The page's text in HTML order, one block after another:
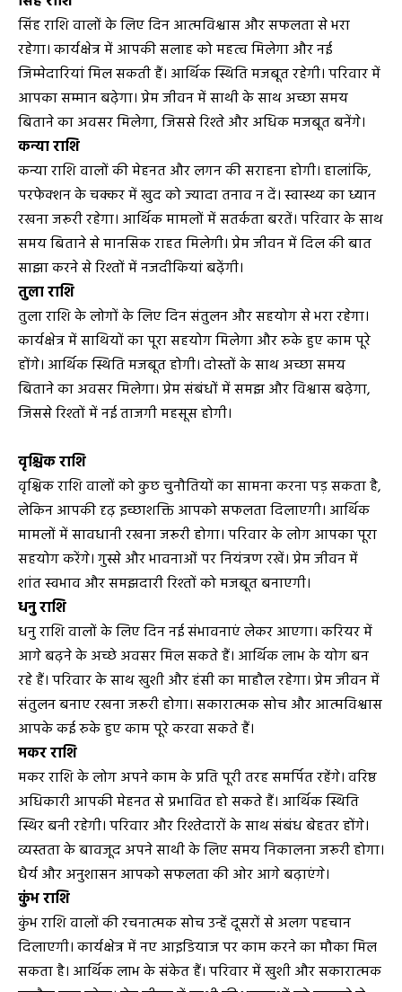
सिंह राशि वालों के लिए दिन आत्मविश्वास और सफलता से भरा
रहेगा। कार्यक्षेत्र में आपकी सलाह को महत्व मिलेगा और नई
जिम्मेदारियां मिल सकती हैं। आर्थिक स्थिति मजबूत रहेगी। परिवार में
आपका सम्मान बढ़ेगा। प्रेम जीवन में साथी के साथ अच्छा समय
बिताने का अवसर मिलेगा, जिससे रिश्ते और अधिक मजबूत बनेंगे।
कन्या राशि
कन्या राशि वालों की मेहनत और लगन की सराहना होगी। हालांकि,
परफेक्शन के चक्कर में खुद को ज्यादा तनाव न दें। स्वास्थ्य का ध्यान
रखना जरूरी रहेगा। आर्थिक मामलों में सतर्कता बरतें। परिवार के साथ
समय बिताने से मानसिक राहत मिलेगी। प्रेम जीवन में दिल की बात
साझा करने से रिश्तों में नजदीकियां बढ़ेंगी।
तुला राशि
तुला राशि के लोगों के लिए दिन संतुलन और सहयोग से भरा रहेगा।
कार्यक्षेत्र में साथियों का पूरा सहयोग मिलेगा और रुके हुए काम पूरे
होंगे। आर्थिक स्थिति मजबूत होगी। दोस्तों के साथ अच्छा समय
बिताने का अवसर मिलेगा। प्रेम संबंधों में समझ और विश्वास बढ़ेगा,
जिससे रिश्तों में नई ताजगी महसूस होगी।
वृश्चिक राशि
वृश्चिक राशि वालों को कुछ चुनौतियों का सामना करना पड़ सकता है,
लेकिन आपकी दृढ़ इच्छाशक्ति आपको सफलता दिलाएगी। आर्थिक
मामलों में सावधानी रखना जरूरी होगा। परिवार के लोग आपका पूरा
सहयोग करेंगे। गुस्से और भावनाओं पर नियंत्रण रखें। प्रेम जीवन में
शांत स्वभाव और समझदारी रिश्तों को मजबूत बनाएगी।
धनु राशि
धनु राशि वालों के लिए दिन नई संभावनाएं लेकर आएगा। करियर में
आगे बढ़ने के अच्छे अवसर मिल सकते हैं। आर्थिक लाभ के योग बन
रहे हैं। परिवार के साथ खुशी और हंसी का माहौल रहेगा। प्रेम जीवन में
संतुलन बनाए रखना जरूरी होगा। सकारात्मक सोच और आत्मविश्वास
आपके कई रुके हुए काम पूरे करवा सकते हैं।
मकर राशि
मकर राशि के लोग अपने काम के प्रति पूरी तरह समर्पित रहेंगे। वरिष्ठ
अधिकारी आपकी मेहनत से प्रभावित हो सकते हैं। आर्थिक स्थिति
स्थिर बनी रहेगी। परिवार और रिश्तेदारों के साथ संबंध बेहतर होंगे।
व्यस्तता के बावजूद अपने साथी के लिए समय निकालना जरूरी होगा।
धैर्य और अनुशासन आपको सफलता की ओर आगे बढ़ाएंगे।
कुंभ राशि
कुंभ राशि वालों की रचनात्मक सोच उन्हें दूसरों से अलग पहचान
दिलाएगी। कार्यक्षेत्र में नए आइडियाज पर काम करने का मौका मिल
सकता है। आर्थिक लाभ के संकेत हैं। परिवार में खुशी और सकारात्मक